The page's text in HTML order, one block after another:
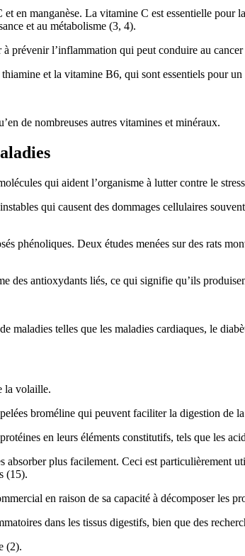
en manganèse. La vitamine C est essentielle pour
et au métabolisme (3, 4).
l’inflammation qui peut conduire au cancer
et la vitamine B6, qui sont essentiels pour
de nombreuses autres vitamines et minéraux.
qui aident l’organisme à lutter contre le
qui causent des dommages cellulaires
phénoliques. Deux études menées sur des rats
des antioxydants liés, ce qui signifie qu’ils
maladies telles que les maladies cardiaques, le
la volaille.
broméline qui peuvent faciliter la digestion de
en leurs éléments constitutifs, tels que les
plus facilement. Ceci est particulièrement
(15).
en raison de sa capacité à décomposer les
dans les tissus digestifs, bien que des
(2).